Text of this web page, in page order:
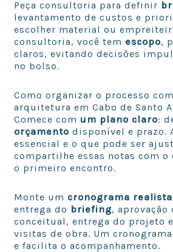
Peça consultoria para definir
levantamento de custos e
escolher material ou
consultoria, você tem escopo,
claros, evitando decisões
no bolso.
Como organizar o processo
arquitetura em Cabo de Santo
Comece com um plano claro:
orçamento disponível e prazo.
essencial e o que pode ser
compartilhe essas notas com
o primeiro encontro.
Monte um cronograma realista
entrega do briefing, aprovação
conceitual, entrega do projeto
visitas de obra. Um
e facilita o acompanhamento.